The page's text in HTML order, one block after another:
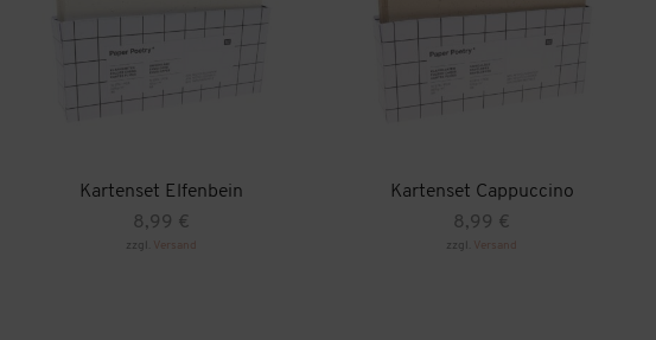
Kartenset Elfenbein
8,99 €
zzgl. Versand
Kartenset Cappuccino
8,99 €
zzgl. Versand